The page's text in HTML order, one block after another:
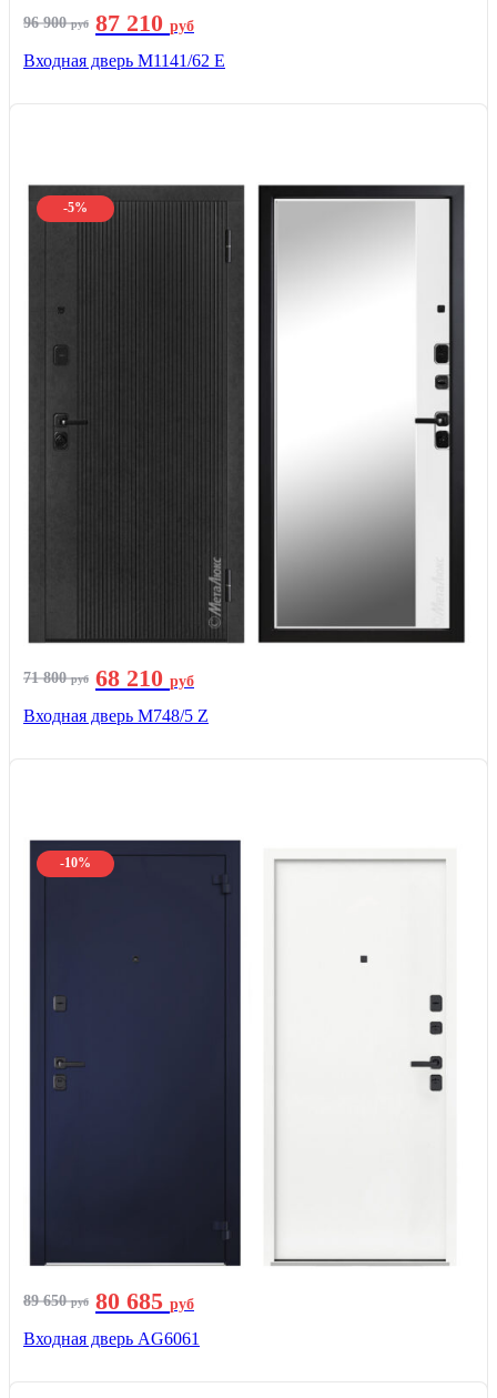
96 900руб 87 210 руб
Входная дверь М1141/62 Е
-5%
71 800руб 68 210 руб
Входная дверь М748/5 Z
-10%
89 650руб 80 685 руб
Входная дверь AG6061